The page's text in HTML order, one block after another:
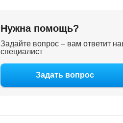
Нужна помощь?
Задайте вопрос – вам ответит
специалист
Задать вопрос